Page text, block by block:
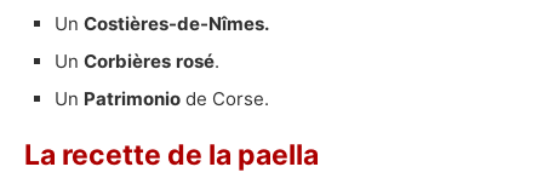
Un Costières-de-Nîmes.
Un Corbières rosé.
Un Patrimonio de Corse.
La recette de la paella